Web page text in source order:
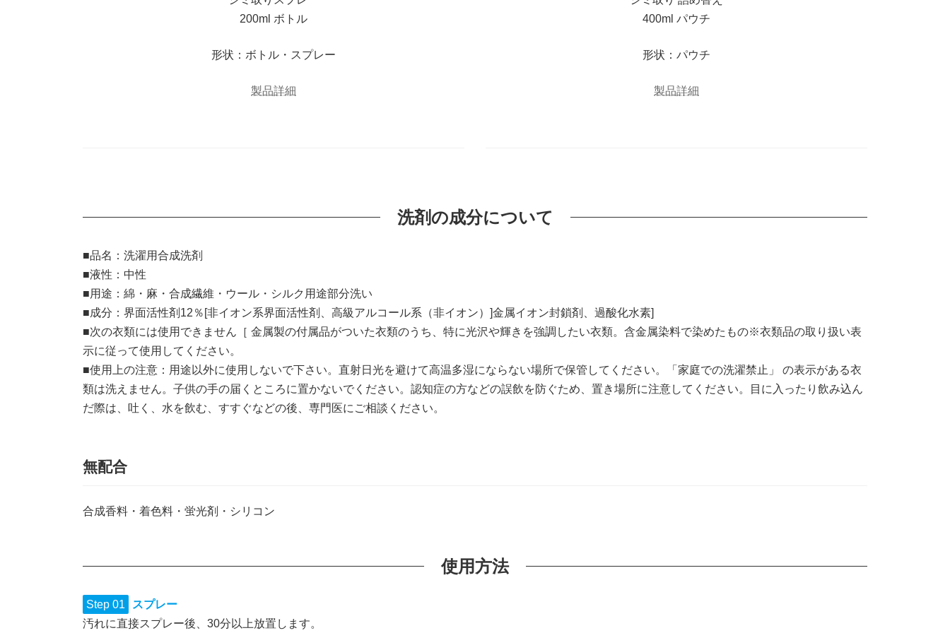
200ml ボトル
形状：ボトル・スプレー
製品詳細
400ml パウチ
形状：パウチ
製品詳細
洗剤の成分について
■品名：洗濯用合成洗剤
■液性：中性
■用途：綿・麻・合成繊維・ウール・シルク用途部分洗い
■成分：界面活性剤12％[非イオン系界面活性剤、高級アルコール系（非イオン）]金属イオン封鎖剤、過酸化水素]
■次の衣類には使用できません［ 金属製の付属品がついた衣類のうち、特に光沢や輝きを強調したい衣類。含金属染料で染めたもの※衣類品の取り扱い表
示に従って使用してください。
■使用上の注意：用途以外に使用しないで下さい。直射日光を避けて高温多湿にならない場所で保管してください。「家庭での洗濯禁止」 の表示がある衣
類は洗えません。子供の手の届くところに置かないでください。認知症の方などの誤飲を防ぐため、置き場所に注意してください。目に入ったり飲み込ん
だ際は、吐く、水を飲む、すすぐなどの後、専門医にご相談ください。
無配合
合成香料・着色料・蛍光剤・シリコン
使用方法
Step 01
スプレー
汚れに直接スプレー後、30分以上放置します。